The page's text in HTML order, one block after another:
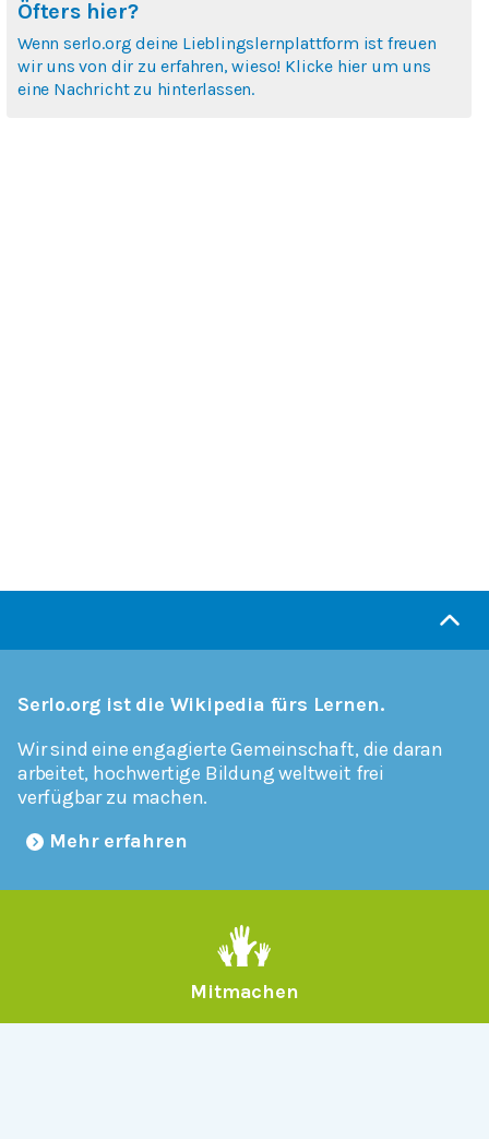
Öfters hier?
Wenn serlo.org deine Lieblingslernplattform ist freuen
wir uns von dir zu erfahren, wieso! Klicke hier um uns
eine Nachricht zu hinterlassen.
Serlo.org ist die Wikipedia fürs Lernen.
Wir sind eine engagierte Gemeinschaft, die daran
arbeitet, hochwertige Bildung weltweit frei
verfügbar zu machen.
Mehr erfahren
Mitmachen